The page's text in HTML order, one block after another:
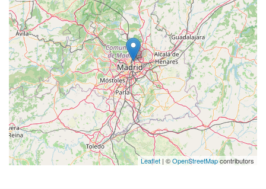
Leaflet | ©OpenStreetMapcontributors